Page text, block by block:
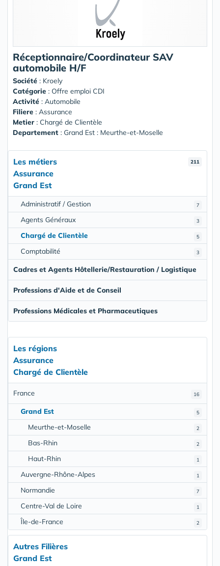
Réceptionnaire/Coordinateur SAV
automobile H/F
Société : Kroely
Catégorie : Offre emploi CDI
Activité : Automobile
Filiere : Assurance
Metier : Chargé de Clientèle
Departement : Grand Est : Meurthe-et-Moselle
211
Les métiers
Assurance
Grand Est
7
Administratif / Gestion
3
Agents Généraux
5
Chargé de Clientèle
3
Comptabilité
Cadres et Agents Hôtellerie/Restauration / Logistique
Professions d'Aide et de Conseil
Professions Médicales et Pharmaceutiques
Les régions
Assurance
Chargé de Clientèle
16
France
5
Grand Est
2
Meurthe-et-Moselle
2
Bas-Rhin
1
Haut-Rhin
1
Auvergne-Rhône-Alpes
7
Normandie
1
Centre-Val de Loire
2
Île-de-France
Autres Filières
Grand Est